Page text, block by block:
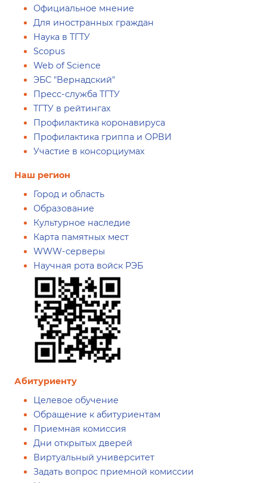
Официальное мнение
Для иностранных граждан
Наука в ТГТУ
Scopus
Web of Science
ЭБС "Вернадский"
Пресс-служба ТГТУ
ТГТУ в рейтингах
Профилактика коронавируса
Профилактика гриппа и ОРВИ
Участие в консорциумах
Наш регион
Город и область
Образование
Культурное наследие
Карта памятных мест
WWW-серверы
Научная рота войск РЭБ
Абитуриенту
Целевое обучение
Обращение к абитуриентам
Приемная комиссия
Дни открытых дверей
Виртуальный университет
Задать вопрос приемной комиссии